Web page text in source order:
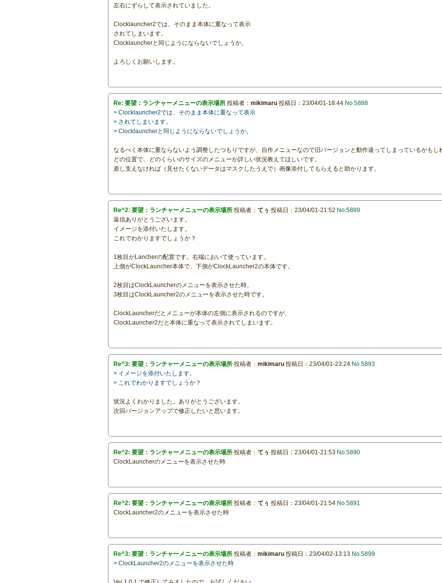
左右にずらして表示されていました。
Clocklauncher2では、そのまま本体に重なって表示
されてしまいます。
Clocklauncherと同じようにならないでしょうか。
よろしくお願いします。
Re: 要望：ランチャーメニューの表示場所 投稿者：mikimaru 投稿日：23/04/01-18:44 No.5888
> Clocklauncher2では、そのまま本体に重なって表示
> されてしまいます。
> Clocklauncherと同じようにならないでしょうか。
なるべく本体に重ならないよう調整したつもりですが、自作メニューなので旧バージョンと動作違ってしまっているかもし
どの位置で、どのくらいのサイズのメニューか詳しい状況教えてほしいです。
差し支えなければ（見せたくないデータはマスクしたうえで）画像添付してもらえると助かります。
Re^2: 要望：ランチャーメニューの表示場所 投稿者：てぅ 投稿日：23/04/01-21:52 No.5889
返信ありがとうございます。
イメージを添付いたします。
これでわかりますでしょうか？
1枚目がLancherの配置です。右端において使っています。
上側がClockLauncher本体で、下側がClockLauncher2の本体です。
2枚目はClockLauncherのメニューを表示させた時、
3枚目はClockLauncher2のメニューを表示させた時です。
ClockLauncherだとメニューが本体の左側に表示されるのですが、
ClockLauncher2だと本体に重なって表示されてしまいます。
Re^3: 要望：ランチャーメニューの表示場所 投稿者：mikimaru 投稿日：23/04/01-23:24 No.5893
> イメージを添付いたします。
> これでわかりますでしょうか？
状況よくわかりました。ありがとうございます。
次回バージョンアップで修正したいと思います。
Re^2: 要望：ランチャーメニューの表示場所 投稿者：てぅ 投稿日：23/04/01-21:53 No.5890
ClockLauncherのメニューを表示させた時
Re^2: 要望：ランチャーメニューの表示場所 投稿者：てぅ 投稿日：23/04/01-21:54 No.5891
ClockLauncher2のメニューを表示させた時
Re^3: 要望：ランチャーメニューの表示場所 投稿者：mikimaru 投稿日：23/04/02-13:13 No.5899
> ClockLauncher2のメニューを表示させた時